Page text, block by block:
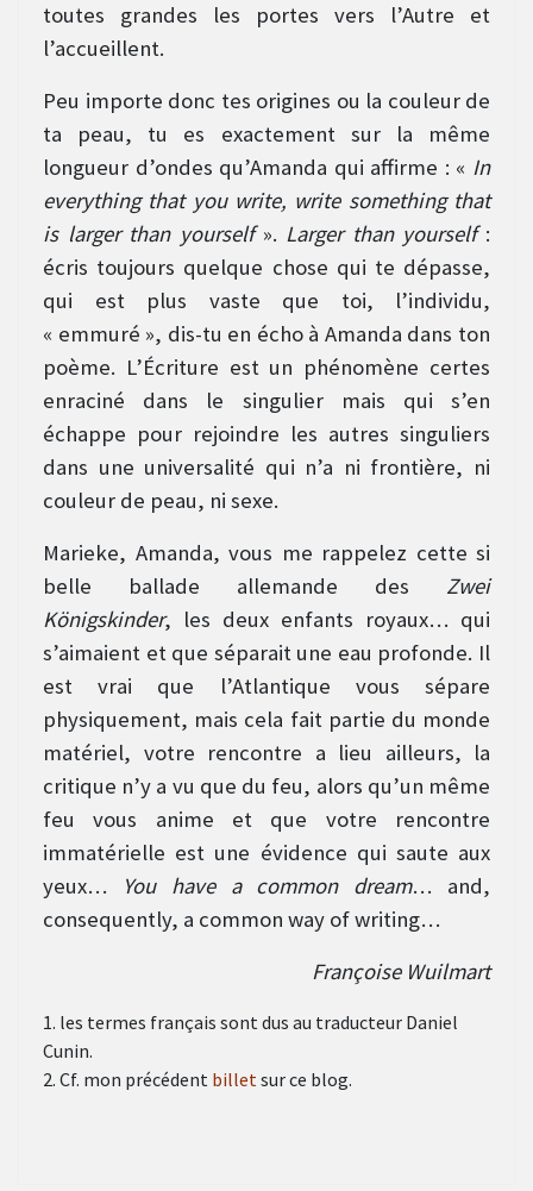
toutes grandes les portes vers l’Autre et
l’accueillent.
Peu importe donc tes origines ou la couleur de
ta peau, tu es exactement sur la même
longueur d’ondes qu’Amanda qui affirme : « In
everything that you write, write something that
is larger than yourself». Larger than yourself:
écris toujours quelque chose qui te dépasse,
qui est plus vaste que toi, l’individu,
« emmuré », dis-tu en écho à Amanda dans ton
poème. L’Écriture est un phénomène certes
enraciné dans le singulier mais qui s’en
échappe pour rejoindre les autres singuliers
dans une universalité qui n’a ni frontière, ni
couleur de peau, ni sexe.
Marieke, Amanda, vous me rappelez cette si
belle ballade allemande des Zwei
Königskinder, les deux enfants royaux… qui
s’aimaient et que séparait une eau profonde. Il
est vrai que l’Atlantique vous sépare
physiquement, mais cela fait partie du monde
matériel, votre rencontre a lieu ailleurs, la
critique n’y a vu que du feu, alors qu’un même
feu vous anime et que votre rencontre
immatérielle est une évidence qui saute aux
yeux…
You have a common dream… and,
consequently, a common way of writing…
Françoise Wuilmart
1. les termes français sont dus au traducteur Daniel
Cunin.
2. Cf. mon précédent billetsur ce blog.